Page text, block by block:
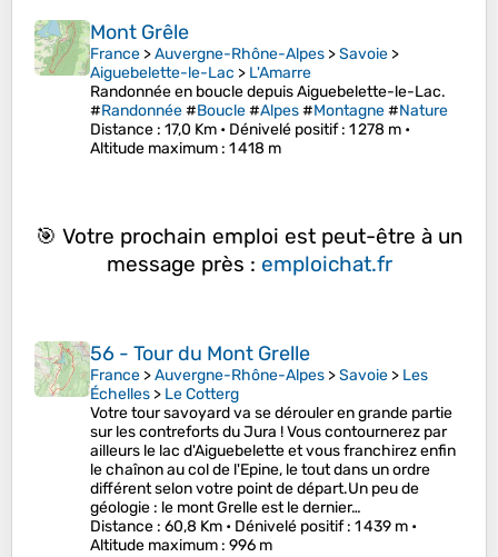
Mont Grêle
France >Auvergne-Rhône-Alpes >Savoie >
Aiguebelette-le-Lac > L'Amarre
Randonnée en boucle depuis Aiguebelette-le-Lac.
#Randonnée#Boucle#Alpes#Montagne#Nature
Distance : 17,0 Km • Dénivelé positif: 1 278 m •
Altitude maximum : 1 418 m
🎯 Votre prochain emploi est peut-être à un
message près : emploichat.fr
56 - Tour du Mont Grelle
France >Auvergne-Rhône-Alpes >Savoie > Les
Échelles > Le Cotterg
Votre tour savoyard va se dérouler en grande partie
sur les contreforts du Jura ! Vous contournerez par
ailleurs le lac d'Aiguebelette et vous franchirez enfin
le chaînon au col de l'Epine, le tout dans un ordre
différent selon votre point de départ.Un peu de
géologie : le mont Grelle est le dernier…
Distance : 60,8 Km • Dénivelé positif: 1 439 m •
Altitude maximum : 996 m